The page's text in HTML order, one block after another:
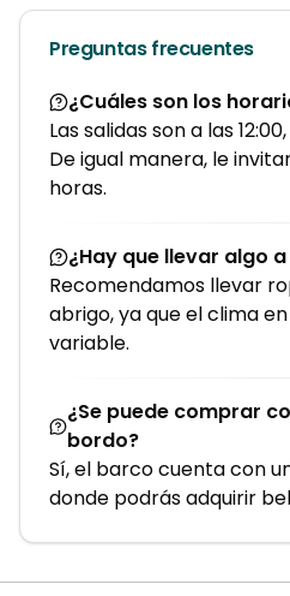
Preguntas frecuentes
¿Cuáles son los
Las salidas son a las
De igual manera, le
horas.
¿Hay que llevar algo
Recomendamos llevar
abrigo, ya que el clima
variable.
¿Se puede comprar
bordo?
Sí, el barco cuenta con
donde podrás adquirir